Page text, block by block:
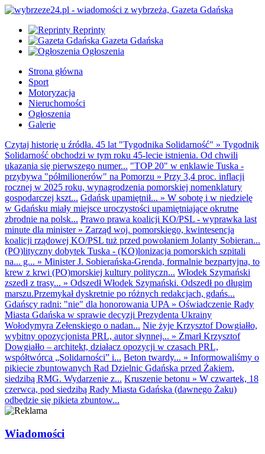
Reprinty
Gazeta Gdańska
Ogłoszenia
Strona główna
Sport
Motoryzacja
Nieruchomości
Ogłoszenia
Galerie
Czytaj historię u źródła. 45 lat "Tygodnika Solidarność" » Tygodnik
Solidarność obchodzi w tym roku 45-lecie istnienia. Od chwili
ukazania się pierwszego numer... "TOP 20" w enklawie Tuska -
przybywa "półmilionerów" na Pomorzu » Przy 3,4 proc. inflacji
rocznej w 2025 roku, wynagrodzenia pomorskiej nomenklatury
gospodarczej kszt... Gdańsk upamiętnił... » W sobotę i w niedzielę
w Gdańsku miały miejsce uroczystości upamiętniające okrutne
zbrodnie na polsk... Prawo prawa koalicji KO/PSL - wyprawka last
minute dla minister» Zarząd woj. pomorskiego, kwintesencja
koalicji rządowej KO/PSL tuż przed powołaniem Jolanty Sobieran...
(PO)lityczny dobytek Tuska - (KO)lonizacja pomorskich szpitali
na... g... » Minister J. Sobierańska-Grenda, formalnie bezpartyjna, to
krew z krwi (PO)morskiej kultury polityczn... Włodek Szymański
zszedł z trasy... » Odszedł Włodek Szymański. Odszedł po długim
marszu.Przemykał dyskretnie po różnych redakcjach, gdańs...
Gdańscy radni: "nie" dla honorowania UPA » Oświadczenie Rady
Miasta Gdańska w sprawie decyzji Prezydenta Ukrainy
Wołodymyra Zełenskiego o nadan... Nie żyje Krzysztof Dowgiałło,
wybitny opozycjonista PRL, autor słynnej... » Zmarł Krzysztof
Dowgiałło – architekt, działacz opozycji w czasach PRL,
współtwórca „Solidarności” i... Beton twardy... » Informowaliśmy o
pikiecie zbuntowanych Rad Dzielnic Gdańska przed Żakiem,
siedzibą RMG. Wydarzenie z... Kruszenie betonu » W czwartek, 18
czerwca, pod siedzibą Rady Miasta Gdańska (dawnego Żaku)
odbędzie się pikieta zbuntow...
Wiadomości